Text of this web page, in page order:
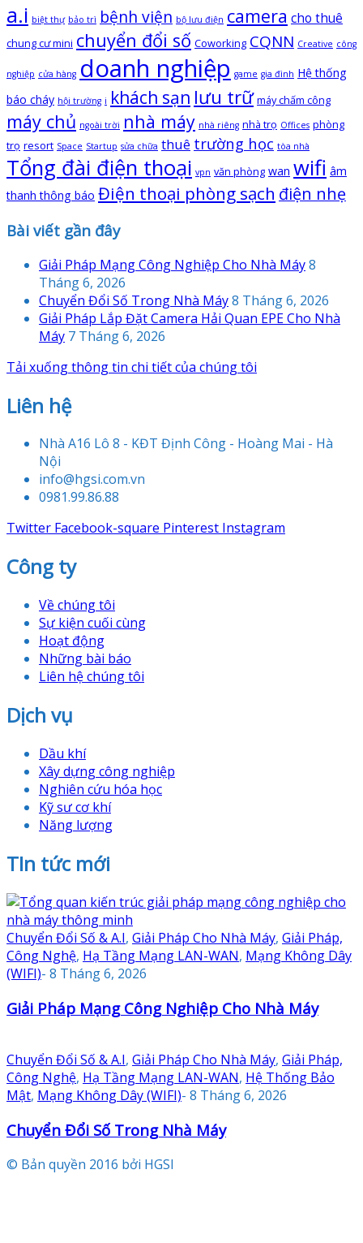
a.i biệt thự bảo trì bệnh viện bộ lưu điện camera cho thuê
chung cư mini chuyển đổi số Coworking CQNN Creative công
nghiệp cửa hàng doanh nghiệp game gia đình Hệ thống
báo cháy hội trường i khách sạn lưu trữ máy chấm công
máy chủ ngoài trời nhà máy nhà riêng nhà trọ Offices phòng
trọ resort Space Startup sửa chữa thuê trường học tòa nhà
Tổng đài điện thoại vpn văn phòng wan wifi âm
thanh thông báo Điện thoại phòng sạch điện nhẹ
Bài viết gần đây
Giải Pháp Mạng Công Nghiệp Cho Nhà Máy8
Tháng 6, 2026
Chuyển Đổi Số Trong Nhà Máy8 Tháng 6, 2026
Giải Pháp Lắp Đặt Camera Hải Quan EPE Cho Nhà
Máy 7 Tháng 6, 2026
Tải xuống thông tin chi tiết của chúng tôi
Liên hệ
Nhà A16 Lô 8 - KĐT Định Công - Hoàng Mai - Hà
Nội
info@hgsi.com.vn
0981.99.86.88
Twitter Facebook-square Pinterest Instagram
Công ty
Về chúng tôi
Sự kiện cuối cùng
Hoạt động
Những bài báo
Liên hệ chúng tôi
Dịch vụ
Dầu khí
Xây dựng công nghiệp
Nghiên cứu hóa học
Kỹ sư cơ khí
Năng lượng
TIn tức mới
Chuyển Đổi Số & A.I, Giải Pháp Cho Nhà Máy, Giải Pháp,
Công Nghệ, Hạ Tầng Mạng LAN-WAN, Mạng Không Dây
(WIFI)- 8 Tháng 6, 2026
Giải Pháp Mạng Công Nghiệp Cho Nhà Máy
Chuyển Đổi Số & A.I, Giải Pháp Cho Nhà Máy, Giải Pháp,
Công Nghệ, Hạ Tầng Mạng LAN-WAN, Hệ Thống Bảo
Mật, Mạng Không Dây (WIFI)- 8 Tháng 6, 2026
Chuyển Đổi Số Trong Nhà Máy
© Bản quyền 2016 bởi HGSI